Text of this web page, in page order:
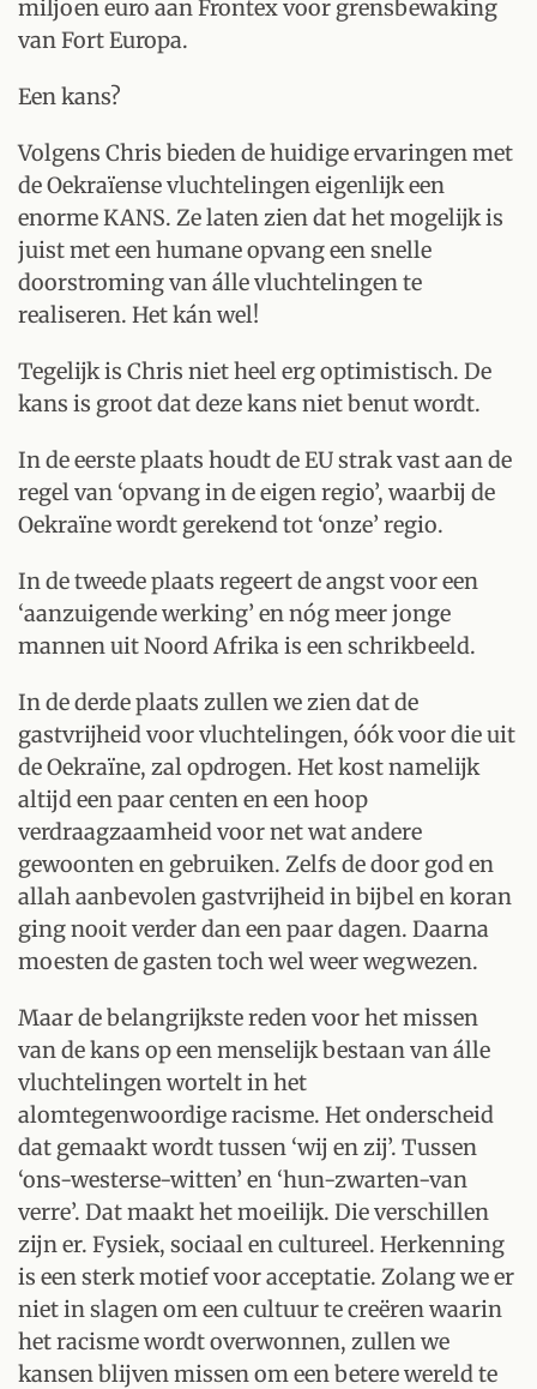
miljoen euro aan Frontex voor grensbewaking
van Fort Europa.
Een kans?
Volgens Chris bieden de huidige ervaringen met
de Oekraïense vluchtelingen eigenlijk een
enorme KANS. Ze laten zien dat het mogelijk is
juist met een humane opvang een snelle
doorstroming van álle vluchtelingen te
realiseren. Het kán wel!
Tegelijk is Chris niet heel erg optimistisch. De
kans is groot dat deze kans niet benut wordt.
In de eerste plaats houdt de EU strak vast aan de
regel van ‘opvang in de eigen regio’, waarbij de
Oekraïne wordt gerekend tot ‘onze’ regio.
In de tweede plaats regeert de angst voor een
‘aanzuigende werking’ en nóg meer jonge
mannen uit Noord Afrika is een schrikbeeld.
In de derde plaats zullen we zien dat de
gastvrijheid voor vluchtelingen, óók voor die uit
de Oekraïne, zal opdrogen. Het kost namelijk
altijd een paar centen en een hoop
verdraagzaamheid voor net wat andere
gewoonten en gebruiken. Zelfs de door god en
allah aanbevolen gastvrijheid in bijbel en koran
ging nooit verder dan een paar dagen. Daarna
moesten de gasten toch wel weer wegwezen.
Maar de belangrijkste reden voor het missen
van de kans op een menselijk bestaan van álle
vluchtelingen wortelt in het
alomtegenwoordige racisme. Het onderscheid
dat gemaakt wordt tussen ‘wij en zij’. Tussen
‘ons-westerse-witten’ en ‘hun-zwarten-van
verre’. Dat maakt het moeilijk. Die verschillen
zijn er. Fysiek, sociaal en cultureel. Herkenning
is een sterk motief voor acceptatie. Zolang we er
niet in slagen om een cultuur te creëren waarin
het racisme wordt overwonnen, zullen we
kansen blijven missen om een betere wereld te